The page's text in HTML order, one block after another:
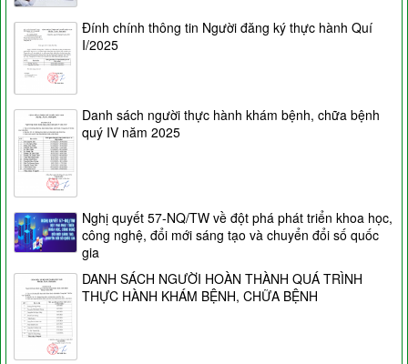
Đính chính thông tin Người đăng ký thực hành Quí
I/2025
Danh sách người thực hành khám bệnh, chữa bệnh
quý IV năm 2025
Nghị quyết 57-NQ/TW về đột phá phát triển khoa học,
công nghệ, đổi mới sáng tạo và chuyển đổi số quốc
gia
DANH SÁCH NGƯỜI HOÀN THÀNH QUÁ TRÌNH
THỰC HÀNH KHÁM BỆNH, CHỮA BỆNH